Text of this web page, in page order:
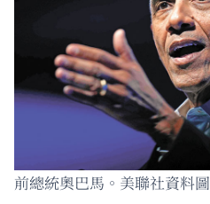
前總統奧巴馬。美聯社資料圖